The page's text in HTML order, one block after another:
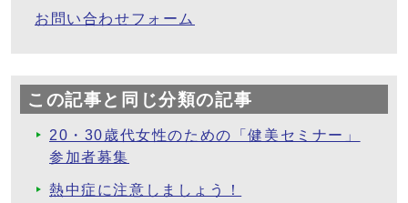
お問い合わせフォーム
この記事と同じ分類の記事
20・30歳代女性のための「健美セミナー」
参加者募集
熱中症に注意しましょう！